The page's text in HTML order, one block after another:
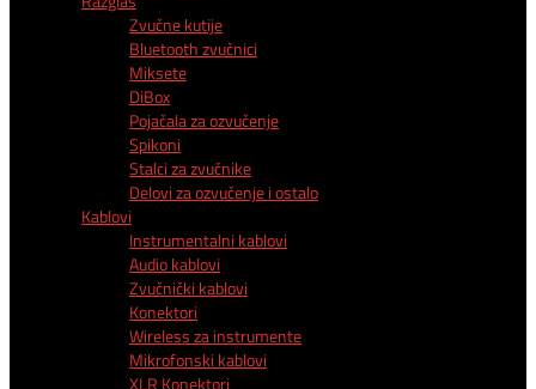
Zvučne kutije
Bluetooth zvučnici
Miksete
DiBox
Pojačala za ozvučenje
Spikoni
Stalci za zvučnike
Delovi za ozvučenje i ostalo
Kablovi
Instrumentalni kablovi
Audio kablovi
Zvučnički kablovi
Konektori
Wireless za instrumente
Mikrofonski kablovi
XLR Konektori